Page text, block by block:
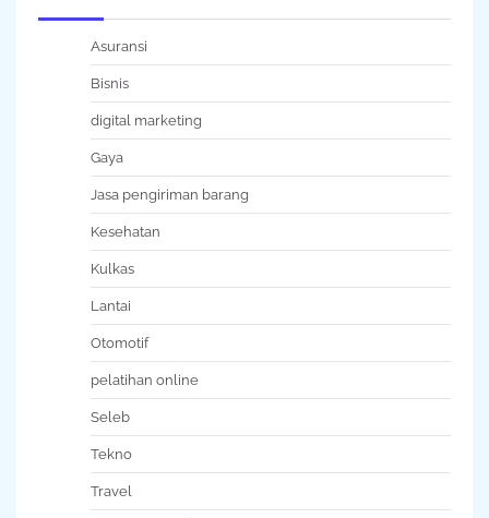
Asuransi
Bisnis
digital marketing
Gaya
Jasa pengiriman barang
Kesehatan
Kulkas
Lantai
Otomotif
pelatihan online
Seleb
Tekno
Travel